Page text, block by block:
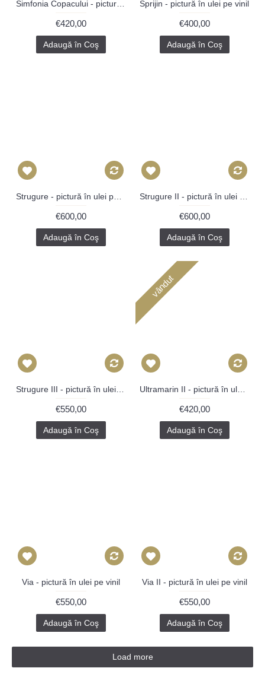
€420,00
Adaugă în Coş
Sprijin - pictură în ulei pe vinil
€400,00
Adaugă în Coş
€600,00
Adaugă în Coş
€600,00
Adaugă în Coş
€550,00
Adaugă în Coş
vândut
€420,00
Adaugă în Coş
Via - pictură în ulei pe vinil
€550,00
Adaugă în Coş
Via II - pictură în ulei pe vinil
€550,00
Adaugă în Coş
Load more